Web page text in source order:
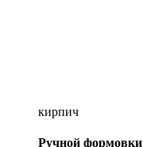
кирпич
Ручной формовки